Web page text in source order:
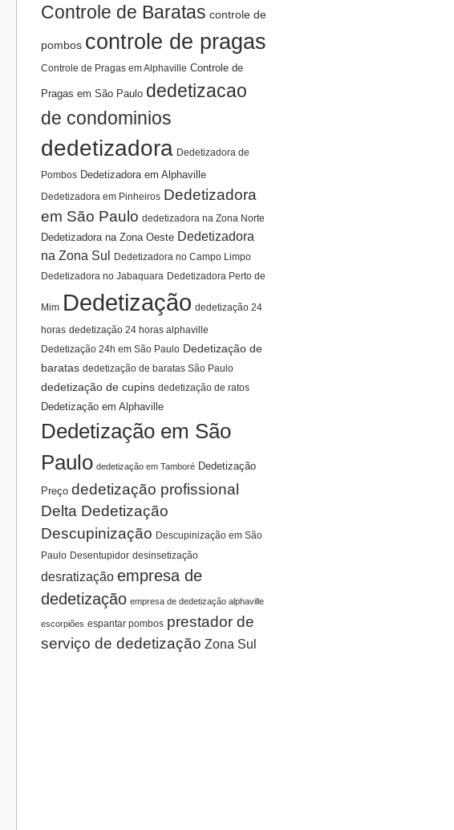
Controle de Baratas controle de
pombos controle de pragas
Controle de Pragas em Alphaville Controle de
Pragas em São Paulo dedetizacao
de condominios
dedetizadora Dedetizadora de
Pombos Dedetizadora em Alphaville
Dedetizadora em Pinheiros Dedetizadora
em São Paulo dedetizadora na Zona Norte
Dedetizadora na Zona Oeste Dedetizadora
na Zona Sul
Dedetizadora no Campo Limpo
Dedetizadora no Jabaquara Dedetizadora Perto de
Mim Dedetização dedetização 24
horas dedetização 24 horas alphaville
Dedetização 24h em São Paulo Dedetização de
baratas dedetização de baratas São Paulo
dedetização de cupins dedetização de ratos
Dedetização em Alphaville
Dedetização em São
Paulo dedetização em Tamboré Dedetização
Preço dedetização profissional
Delta Dedetização
Descupinização Descupinização em São
Paulo Desentupidor desinsetização
desratização empresa de
dedetização empresa de dedetização alphaville
escorpiões espantar pombos prestador de
serviço de dedetização Zona Sul